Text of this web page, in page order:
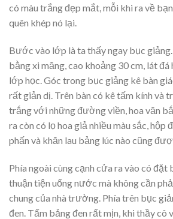
có màu trắng đẹp mắt, mỗi khi ra về
quên khép nó lại.
Bước vào lớp là ta thấy ngay bục
bằng xi măng, cao khoảng 30 cm, lát
lớp học. Góc trong bục giảng kê bàn
rất giản dị. Trên bàn có kê tấm kính và
trắng với những đường viền, hoa văn
ra còn có lọ hoa giả nhiều màu sắc, hộp
phấn và khăn lau bảng lúc nào cũng
Phía ngoài cùng cạnh cửa ra vào có đặt
thuận tiện uống nước mà không cần
chung của nhà trường. Phía trên bục
đen. Tấm bảng đen rất mịn, khi thầy cô